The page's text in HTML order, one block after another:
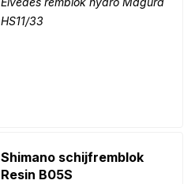
HS11/33
Shimano schijfremblok
Resin B05S